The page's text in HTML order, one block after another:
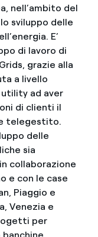
nell’ambito del
sviluppo delle
E’
di lavoro di
grazie alla
a livello
ad aver
di clienti il
telegestito.
delle
sia
collaborazione
e con le case
Piaggio e
Venezia e
per